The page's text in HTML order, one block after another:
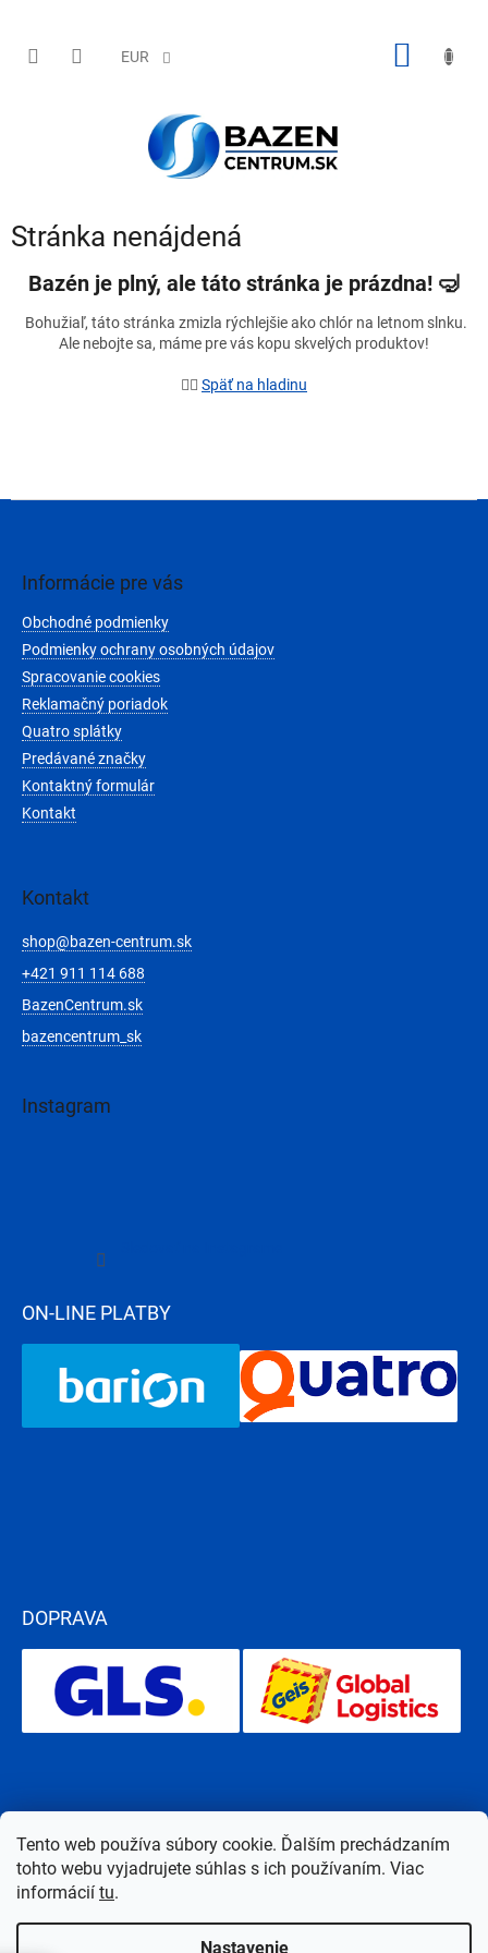
Tento web používa súbory cookie. Ďalším prechádzaním
tohto webu vyjadrujete súhlas s ich používaním. Viac
informácií tu.
Nastavenie
obsah
EUR
Stránka nenájdená
Bazén je plný, ale táto stránka je prázdna! 🤿
Bohužiaľ, táto stránka zmizla rýchlejšie ako chlór na letnom slnku.
Ale nebojte sa, máme pre vás kopu skvelých produktov!
🏊‍♂️ Späť na hladinu
Informácie pre vás
Obchodné podmienky
Podmienky ochrany osobných údajov
Spracovanie cookies
Reklamačný poriadok
Quatro splátky
Predávané značky
Kontaktný formulár
Kontakt
Kontakt
shop@bazen-centrum.sk
+421 911 114 688
BazenCentrum.sk
bazencentrum_sk
Instagram
ON-LINE PLATBY
DOPRAVA